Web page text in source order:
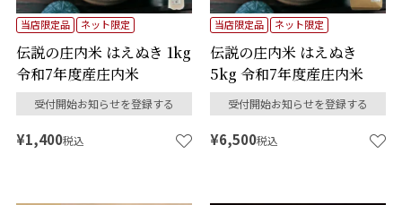
伝説の庄内米 はえぬき 1kg
令和7年度産庄内米
当店限定品 ネット限定
受付開始お知らせを登録する
¥1,400税込
伝説の庄内米 はえぬき
5kg 令和7年度産庄内米
当店限定品 ネット限定
受付開始お知らせを登録する
¥6,500税込